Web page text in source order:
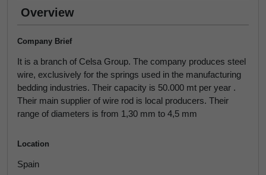
Overview
Company Brief
It is a branch of Celsa Group. The company produces steel
wire, exclusively for the springs used in the manufacturing
bedding industries. Their capacity is 50.000 mt per year .
Their main supplier of wire rod is local producers. Their
range of diameters is from 1,30 mm to 4,5 mm
Location
Spain